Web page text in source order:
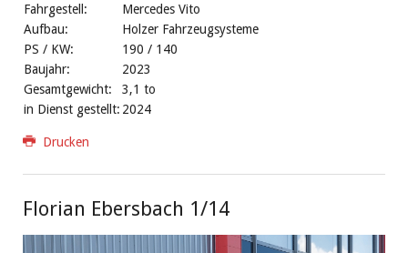
Fahrgestell:
Mercedes Vito
Aufbau:
Holzer Fahrzeugsysteme
PS / KW:
190 / 140
Baujahr:
2023
Gesamtgewicht:
3,1 to
in Dienst gestellt: 2024
Drucken
Florian Ebersbach 1/14